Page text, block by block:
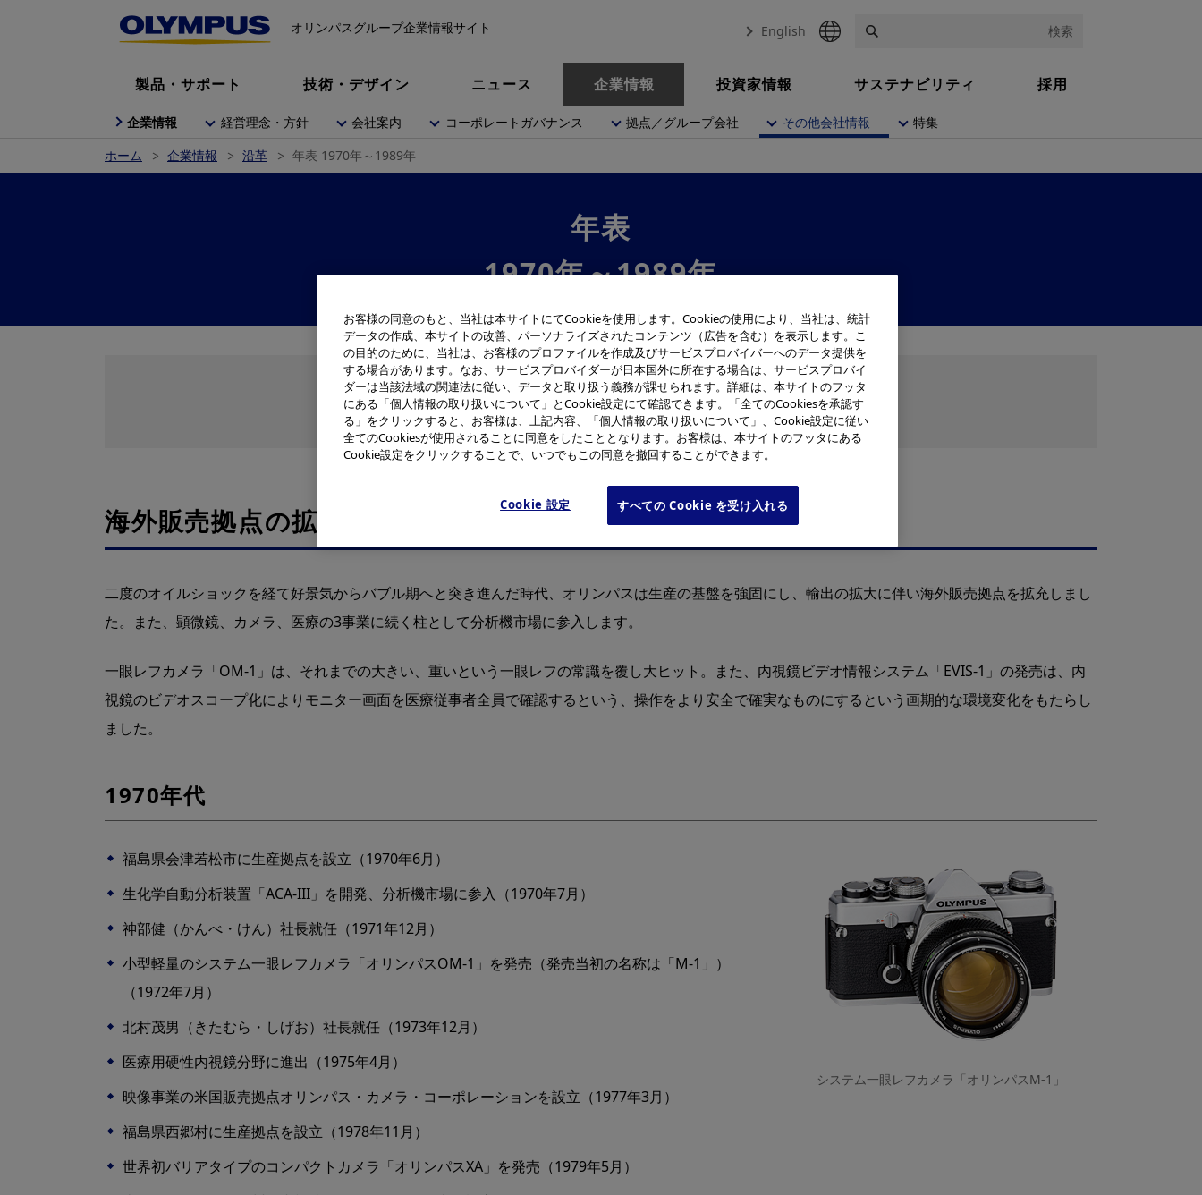
オリンパスグループ企業情報サイト English 検索
製品・サポート 技術・デザイン ニュース 企業情報 投資家情報 サステナビリティ 採用
企業情報 経営理念・方針 会社案内 コーポレートガバナンス 拠点／グループ会社 その他会社情報
特集
ホーム
企業情報 沿革 年表 1970年～1989年
年表
1970年～1989年
表示
海外販売拠点の拡充と内視鏡の技術革新
二度のオイルショックを経て好景気からバブル期へと突き進んだ時代、オリンパスは生産の基盤を強固にし、輸出の拡大に伴い海外販売拠点を拡充しまし
た。また、顕微鏡、カメラ、医療の3事業に続く柱として分析機市場に参入します。
一眼レフカメラ「OM-1」は、それまでの大きい、重いという一眼レフの常識を覆し大ヒット。また、内視鏡ビデオ情報システム「EVIS-1」の発売は、内
視鏡のビデオスコープ化によりモニター画面を医療従事者全員で確認するという、操作をより安全で確実なものにするという画期的な環境変化をもたらし
ました。
1970年代
システム一眼レフカメラ「オリンパスM-1」
福島県会津若松市に生産拠点を設立（1970年6月）
生化学自動分析装置「ACA-III」を開発、分析機市場に参入（1970年7月）
神部健（かんべ・けん）社長就任（1971年12月）
小型軽量のシステム一眼レフカメラ「オリンパスOM-1」を発売（発売当初の名称は「M-1」）
（1972年7月）
北村茂男（きたむら・しげお）社長就任（1973年12月）
医療用硬性内視鏡分野に進出（1975年4月）
映像事業の米国販売拠点オリンパス・カメラ・コーポレーションを設立（1977年3月）
福島県西郷村に生産拠点を設立（1978年11月）
世界初バリアタイプのコンパクトカメラ「オリンパスXA」を発売（1979年5月）
お客様の同意のもと、当社は本サイトにてCookieを使用します。Cookieの使用により、当社は、統計
データの作成、本サイトの改善、パーソナライズされたコンテンツ（広告を含む）を表示します。こ
の目的のために、当社は、お客様のプロファイルを作成及びサービスプロバイバーへのデータ提供を
する場合があります。なお、サービスプロバイダーが日本国外に所在する場合は、サービスプロバイ
ダーは当該法域の関連法に従い、データと取り扱う義務が課せられます。詳細は、本サイトのフッタ
にある「個人情報の取り扱いについて」とCookie設定にて確認できます。「全てのCookiesを承認す
る」をクリックすると、お客様は、上記内容、「個人情報の取り扱いについて」、Cookie設定に従い
全てのCookiesが使用されることに同意をしたこととなります。お客様は、本サイトのフッタにある
Cookie設定をクリックすることで、いつでもこの同意を撤回することができます。
Cookie 設定 すべての Cookie を受け入れる